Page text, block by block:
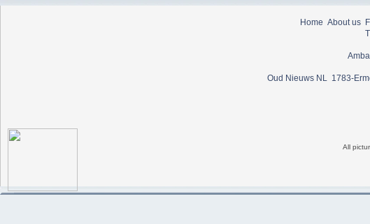
Home About us
Oud Nieuws NL
1783-
All